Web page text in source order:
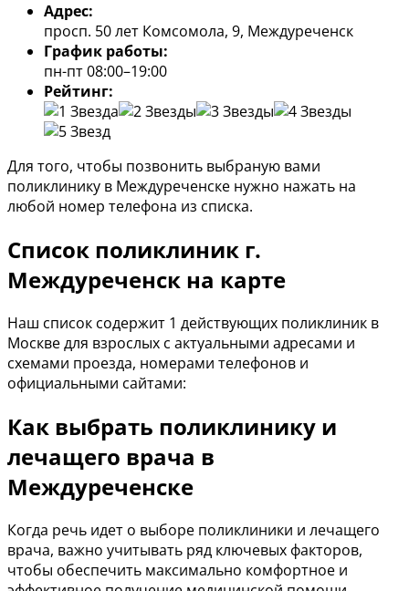
Адрес:
просп. 50 лет Комсомола, 9, Междуреченск
График работы:
пн-пт 08:00–19:00
Рейтинг:
Для того, чтобы позвонить выбраную вами
поликлинику в Междуреченске нужно нажать на
любой номер телефона из списка.
Список поликлиник г.
Междуреченск на карте
Наш список содержит 1 действующих поликлиник в
Москве для взрослых с актуальными адресами и
схемами проезда, номерами телефонов и
официальными сайтами:
Как выбрать поликлинику и
лечащего врача в
Междуреченске
Когда речь идет о выборе поликлиники и лечащего
врача, важно учитывать ряд ключевых факторов,
чтобы обеспечить максимально комфортное и